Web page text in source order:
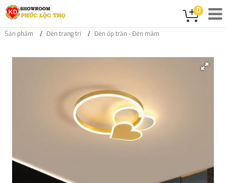
0
Sản phẩm Đèn trang trí Đèn ốp trần - Đèn mâm